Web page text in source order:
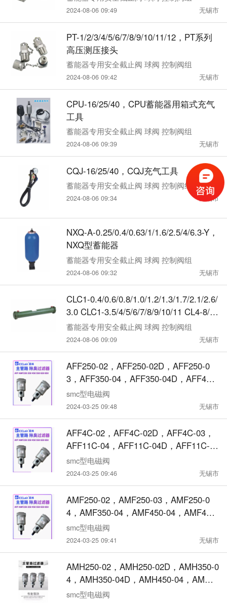
2024-08-06 09:49 无锡市
PT-1/2/3/4/5/6/7/8/9/10/11/12，PT系列
高压测压接头
蓄能器专用安全截止阀 球阀 控制阀组
2024-08-06 09:42 无锡市
CPU-16/25/40，CPU蓄能器用箱式充气
工具
蓄能器专用安全截止阀 球阀 控制阀组
2024-08-06 09:39 无锡市
CQJ-16/25/40，CQJ充气工具
蓄能器专用安全截止阀 球阀 控制阀组
2024-08-06 09:34 无锡市
NXQ-A-0.25/0.4/0.63/1/1.6/2.5/4/6.3-Y，
NXQ型蓄能器
蓄能器专用安全截止阀 球阀 控制阀组
2024-08-06 09:32 无锡市
CLC1-0.4/0.6/0.8/1.0/1.2/1.3/1.7/2.1/2.6/
3.0 CLC1-3.5/4/5/6/7/8/9/10/11 CL4-8/9/
10/11/12/13/15/17/19/21/23/25，GLC冷
却器
蓄能器专用安全截止阀 球阀 控制阀组
2024-08-06 09:09 无锡市
AFF250-02，AFF250-02D，AFF250-0
3，AFF350-04，AFF350-04D，AFF450-
04，AFF450-04D，AFF250-04，AFF25
0-04D，AFF350-03，AFF350-03D，AF
F250-03D，主管路过滤器
smc型电磁阀
2024-03-25 09:48 无锡市
AFF4C-02，AFF4C-02D，AFF4C-03，
AFF11C-04，AFF11C-04D，AFF11C-0
6，AFF11C-06D，AFF8C-03，AFF8C-0
3D，AFF8C-04，AFF8C-04D，AFF4C-
03D，原装款 过滤器
smc型电磁阀
2024-03-25 09:46 无锡市
AMF250-02，AMF250-03，AMF250-0
4，AMF350-04，AMF450-04，AMF450-
06，AMF550-06，AMF350-03，除臭过
滤器
smc型电磁阀
2024-03-25 09:41 无锡市
AMH250-02，AMH250-02D，AMH350-0
4，AMH350-04D，AMH450-04，AMH4
50-04DAMH250-04，AMH250-04D，AM
smc型电磁阀